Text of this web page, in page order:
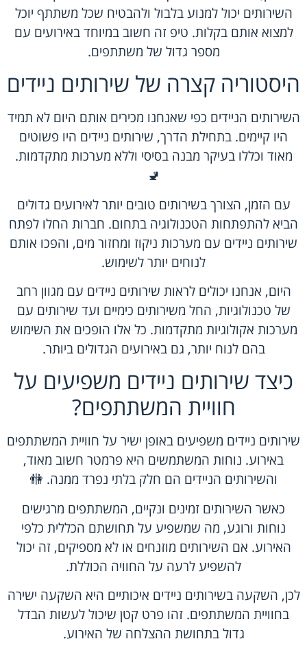
השירותים יכול למנוע בלבול ולהבטיח שכל משתתף יוכל
למצוא אותם בקלות. טיפ זה חשוב במיוחד באירועים עם
מספר גדול של משתתפים.
היסטוריה קצרה של שירותים ניידים
השירותים הניידים כפי שאנחנו מכירים אותם היום לא תמיד
היו קיימים. בתחילת הדרך, שירותים ניידים היו פשוטים
מאוד וכללו בעיקר מבנה בסיסי וללא מערכות מתקדמות.
🚽
עם הזמן, הצורך בשירותים טובים יותר לאירועים גדולים
הביא להתפתחות הטכנולוגיה בתחום. חברות החלו לפתח
שירותים ניידים עם מערכות ניקוז ומחזור מים, והפכו אותם
לנוחים יותר לשימוש.
היום, אנחנו יכולים לראות שירותים ניידים עם מגוון רחב
של טכנולוגיות, החל משירותים כימיים ועד שירותים עם
מערכות אקולוגיות מתקדמות. כל אלו הופכים את השימוש
בהם לנוח יותר, גם באירועים הגדולים ביותר.
כיצד שירותים ניידים משפיעים על
חוויית המשתתפים?
שירותים ניידים משפיעים באופן ישיר על חוויית המשתתפים
באירוע. נוחות המשתמשים היא פרמטר חשוב מאוד,
והשירותים הניידים הם חלק בלתי נפרד ממנה. 🚻
כאשר השירותים זמינים ונקיים, המשתתפים מרגישים
נוחות ורוגע, מה שמשפיע על תחושתם הכללית כלפי
האירוע. אם השירותים מוזנחים או לא מספיקים, זה יכול
להשפיע לרעה על החוויה הכוללת.
לכן, השקעה בשירותים ניידים איכותיים היא השקעה ישירה
בחוויית המשתתפים. זהו פרט קטן שיכול לעשות הבדל
גדול בתחושת ההצלחה של האירוע.